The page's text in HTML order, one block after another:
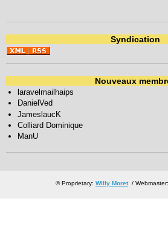
Syndication
Nouveaux
laravelmailhaips
DanielVed
JameslaucK
Colliard Dominique
ManU
© Proprietary: Willy Moret/ Webmaster: